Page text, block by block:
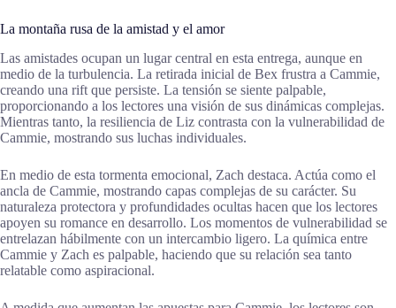
La montaña rusa de la amistad y el amor
Las amistades ocupan un lugar central en esta entrega, aunque en
medio de la turbulencia. La retirada inicial de Bex frustra a Cammie,
creando una rift que persiste. La tensión se siente palpable,
proporcionando a los lectores una visión de sus dinámicas complejas.
Mientras tanto, la resiliencia de Liz contrasta con la vulnerabilidad de
Cammie, mostrando sus luchas individuales.
En medio de esta tormenta emocional, Zach destaca. Actúa como el
ancla de Cammie, mostrando capas complejas de su carácter. Su
naturaleza protectora y profundidades ocultas hacen que los lectores
apoyen su romance en desarrollo. Los momentos de vulnerabilidad se
entrelazan hábilmente con un intercambio ligero. La química entre
Cammie y Zach es palpable, haciendo que su relación sea tanto
relatable como aspiracional.